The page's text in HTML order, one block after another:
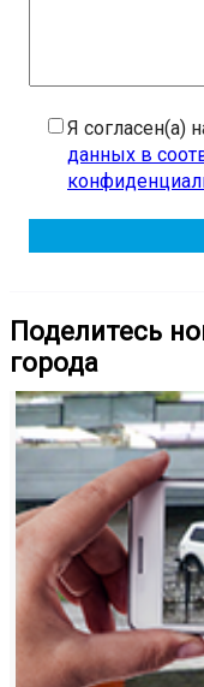
Я согласен(а)
данных в
Поделитесь
города